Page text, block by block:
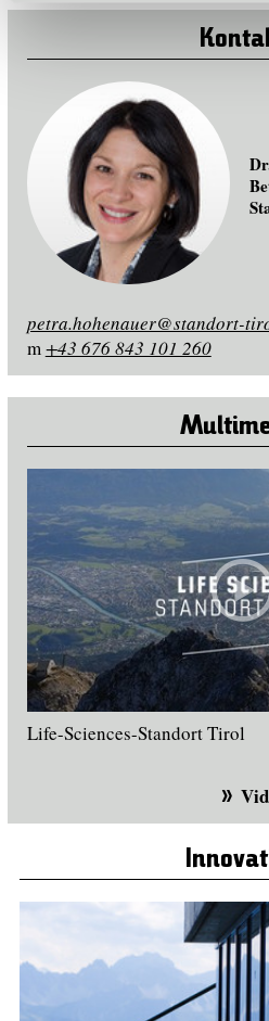
petra.hohenauer@standort-
m+43 676 843 101 260
Life-Sciences-Standort Tirol